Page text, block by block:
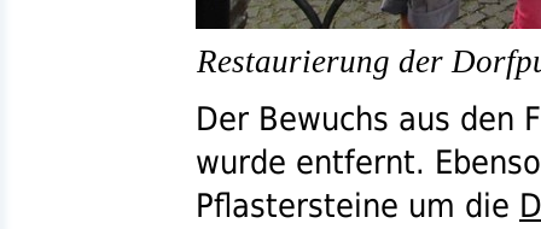
Restaurierung der
Der Bewuchs aus den
wurde entfernt.
Pflastersteine um die